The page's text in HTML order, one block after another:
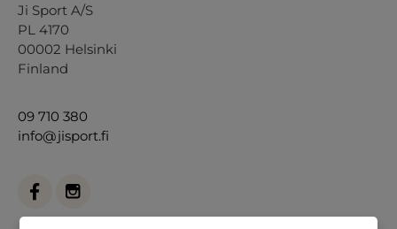
Ji Sport A/S
PL 4170
00002 Helsinki
Finland
09 710 380
info@jisport.fi